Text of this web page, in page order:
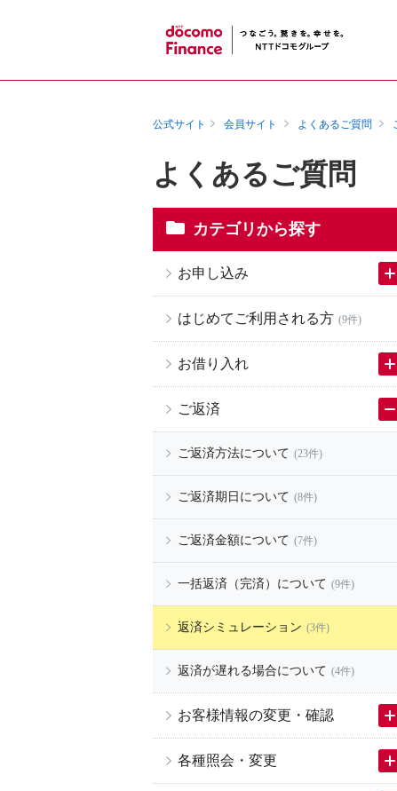
公式サイト 会員サイト よくあるご質問
よくあるご質問
カテゴリから探す
お申し込み
はじめてご利用される方 (9件)
お借り入れ
ご返済
ご返済方法について (23件)
ご返済期日について (8件)
ご返済金額について (7件)
一括返済（完済）について (9件)
返済シミュレーション (3件)
返済が遅れる場合について (4件)
お客様情報の変更・確認
各種照会・変更